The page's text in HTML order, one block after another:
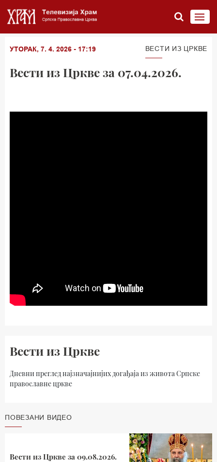
УТОРАК, 7. 4. 2026 - 17:19 ВЕСТИ ИЗ ЦРКВЕ
Вести из Цркве за 07.04.2026.
Вести из Цркве
Дневни преглед најзначајнијих догађаја из живота Српске
православне цркве
ПОВЕЗАНИ ВИДЕО
Вести из Цркве за 09.08.2026.